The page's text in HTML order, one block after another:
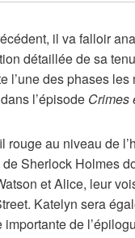
il va falloir
détaillée de sa
l’une des phases
l’épisode Crimes
rouge au niveau de
Sherlock Holmes
et Alice, leur
Katelyn sera
de